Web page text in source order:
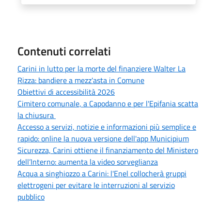
Contenuti correlati
Carini in lutto per la morte del finanziere Walter La
Rizza: bandiere a mezz'asta in Comune
Obiettivi di accessibilità 2026
Cimitero comunale, a Capodanno e per l'Epifania scatta
la chiusura
Accesso a servizi, notizie e informazioni più semplice e
rapido: online la nuova versione dell'app Municipium
Sicurezza, Carini ottiene il finanziamento del Ministero
dell’Interno: aumenta la video sorveglianza
Acqua a singhiozzo a Carini: l'Enel collocherà gruppi
elettrogeni per evitare le interruzioni al servizio
pubblico